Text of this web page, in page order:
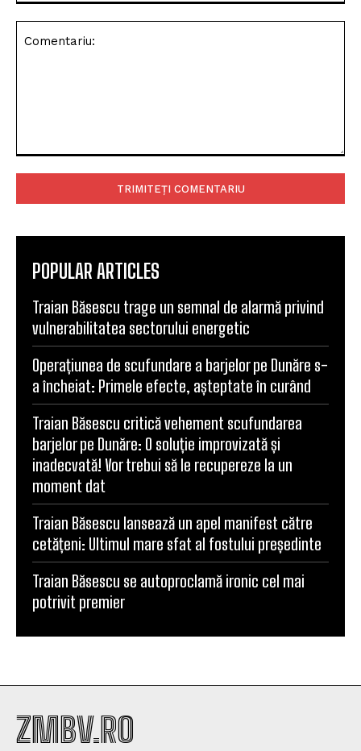
POPULAR ARTICLES
Traian Băsescu trage un semnal de alarmă privind
vulnerabilitatea sectorului energetic
Operațiunea de scufundare a barjelor pe Dunăre s-
a încheiat: Primele efecte, așteptate în curând
Traian Băsescu critică vehement scufundarea
barjelor pe Dunăre: O soluție improvizată și
inadecvată! Vor trebui să le recupereze la un
moment dat
Traian Băsescu lansează un apel manifest către
cetățeni: Ultimul mare sfat al fostului președinte
Traian Băsescu se autoproclamă ironic cel mai
potrivit premier
ZMBV.RO